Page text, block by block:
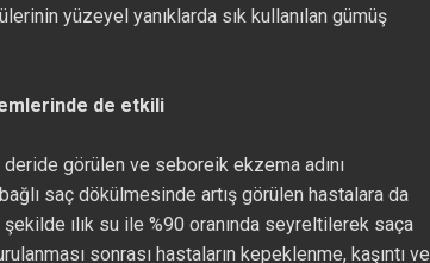
yüzeyel yanıklarda sık kullanılan gümüş
de etkili
deride görülen ve seboreik ekzema adını
saç dökülmesinde artış görülen hastalara da
ılık su ile %90 oranında seyreltilerek saça
sonrası hastaların kepeklenme, kaşıntı ve